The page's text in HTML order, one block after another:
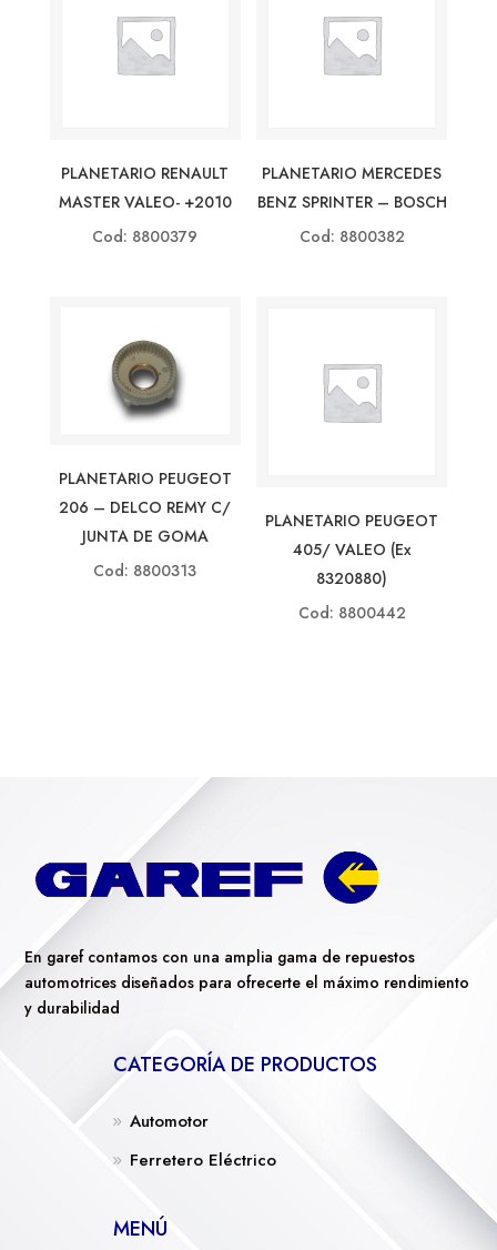
PLANETARIO RENAULT
MASTER VALEO- +2010
Cod: 8800379
PLANETARIO MERCEDES
BENZ SPRINTER – BOSCH
Cod: 8800382
PLANETARIO PEUGEOT
206 – DELCO REMY C/
JUNTA DE GOMA
Cod: 8800313
PLANETARIO PEUGEOT
405/ VALEO (ex
8320880)
Cod: 8800442
En garef contamos con una amplia gama de repuestos
automotrices diseñados para ofrecerte el máximo rendimiento
y durabilidad
CATEGORÍA DE PRODUCTOS
Automotor
Ferretero Eléctrico
MENÚ